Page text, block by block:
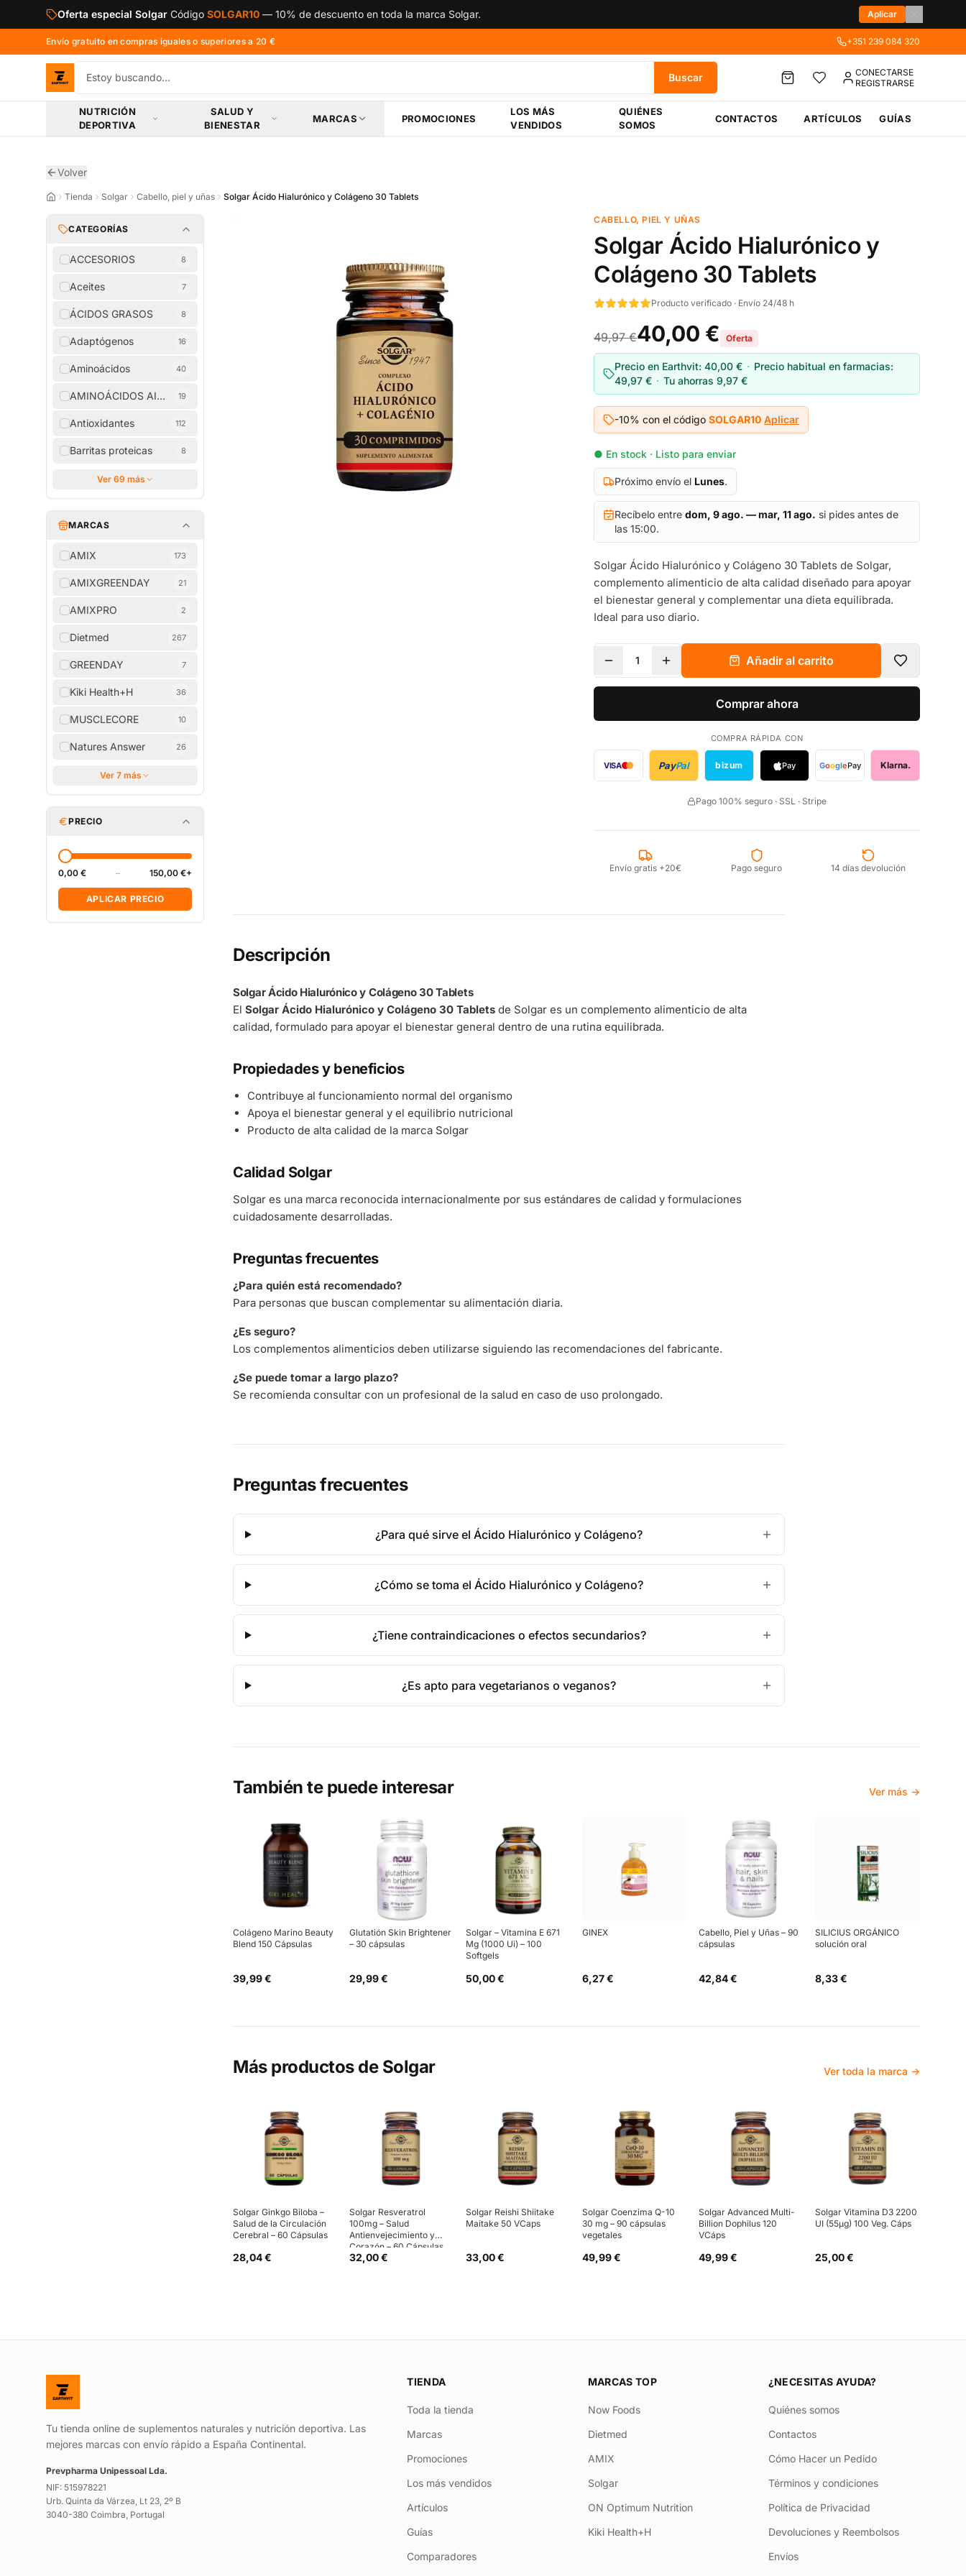
Saltar al contenido principal
Oferta especial Solgar Código SOLGAR10 — 10% de descuento en toda la marca Solgar. Aplicar
Envío gratuito en compras iguales o superiores a 20 € +351 239 084 320
Buscar
CONECTARSE
REGISTRARSE
NUTRICIÓN
DEPORTIVA
SALUD Y
BIENESTAR
MARCAS PROMOCIONES
LOS MÁS
VENDIDOS
QUIÉNES
SOMOS
CONTACTOS ARTÍCULOS GUÍAS
Volver
Tienda Solgar Cabello, piel y uñas Solgar Ácido Hialurónico y Colágeno 30 Tablets
CATEGORÍAS
ACCESORIOS 8
Aceites 7
ÁCIDOS GRASOS 8
Adaptógenos 16
Aminoácidos 40
AMINOÁCIDOS AISLADOS
19
Antioxidantes 112
Barritas proteicas 8
Ver 69 más
MARCAS
AMIX 173
AMIXGREENDAY 21
AMIXPRO 2
Dietmed 267
GREENDAY 7
Kiki Health+H 36
MUSCLECORE 10
Natures Answer 26
Ver 7 más
PRECIO
0,00 € – 150,00 €+
APLICAR PRECIO
CABELLO, PIEL Y UÑAS
Solgar Ácido Hialurónico y
Colágeno 30 Tablets
Producto verificado · Envío 24/48 h
49,97 €40,00 € Oferta
Precio en Earthvit: 40,00 € · Precio habitual en farmacias:
49,97 € · Tu ahorras 9,97 €
-10% con el código SOLGAR10 Aplicar
● En stock · Listo para enviar
Próximo envío el Lunes.
Recíbelo entre dom, 9 ago. — mar, 11 ago. si pides antes de
las 15:00.
Solgar Ácido Hialurónico y Colágeno 30 Tablets de Solgar,
complemento alimenticio de alta calidad diseñado para apoyar
el bienestar general y complementar una dieta equilibrada.
Ideal para uso diario.
1 Añadir al carrito
Comprar ahora
COMPRA RÁPIDA CON
VISA PayPal bizum Pay GooglePay Klarna.
Pago 100% seguro · SSL · Stripe
Envío gratis +20€ Pago seguro 14 días devolución
Descripción
Solgar Ácido Hialurónico y Colágeno 30 Tablets
El Solgar Ácido Hialurónico y Colágeno 30 Tablets de Solgar es un complemento alimenticio de alta
calidad, formulado para apoyar el bienestar general dentro de una rutina equilibrada.
Propiedades y beneficios
Contribuye al funcionamiento normal del organismo
Apoya el bienestar general y el equilibrio nutricional
Producto de alta calidad de la marca Solgar
Calidad Solgar
Solgar es una marca reconocida internacionalmente por sus estándares de calidad y formulaciones
cuidadosamente desarrolladas.
Preguntas frecuentes
¿Para quién está recomendado?
Para personas que buscan complementar su alimentación diaria.
¿Es seguro?
Los complementos alimenticios deben utilizarse siguiendo las recomendaciones del fabricante.
¿Se puede tomar a largo plazo?
Se recomienda consultar con un profesional de la salud en caso de uso prolongado.
Preguntas frecuentes
¿Para qué sirve el Ácido Hialurónico y Colágeno?
¿Cómo se toma el Ácido Hialurónico y Colágeno?
¿Tiene contraindicaciones o efectos secundarios?
¿Es apto para vegetarianos o veganos?
También te puede interesar Ver más →
Colágeno Marino Beauty
Blend 150 Cápsulas
39,99 €
Glutatión Skin Brightener
– 30 cápsulas
29,99 €
Solgar – Vitamina E 671
Mg (1000 Ui) – 100
Softgels
50,00 €
GINEX
6,27 €
Cabello, Piel y Uñas – 90
cápsulas
42,84 €
SILICIUS ORGÁNICO
solución oral
8,33 €
Más productos de Solgar Ver toda la marca →
Solgar Ginkgo Biloba –
Salud de la Circulación
Cerebral – 60 Cápsulas
28,04 €
Solgar Resveratrol
100mg – Salud
Antienvejecimiento y
Corazón – 60 Cápsulas
32,00 €
Solgar Reishi Shiitake
Maitake 50 VCaps
33,00 €
Solgar Coenzima Q-10
30 mg – 90 cápsulas
vegetales
49,99 €
Solgar Advanced Multi-
Billion Dophilus 120
VCáps
49,99 €
Solgar Vitamina D3 2200
UI (55µg) 100 Veg. Cáps
25,00 €
Tu tienda online de suplementos naturales y nutrición deportiva. Las
mejores marcas con envío rápido a España Continental.
Prevpharma Unipessoal Lda.
NIF: 515978221
Urb. Quinta da Várzea, Lt 23, 2º B
3040-380 Coimbra, Portugal
TIENDA
Toda la tienda
Marcas
Promociones
Los más vendidos
Artículos
Guías
Comparadores
MARCAS TOP
Now Foods
Dietmed
AMIX
Solgar
ON Optimum Nutrition
Kiki Health+H
¿NECESITAS AYUDA?
Quiénes somos
Contactos
Cómo Hacer un Pedido
Términos y condiciones
Política de Privacidad
Devoluciones y Reembolsos
Envíos